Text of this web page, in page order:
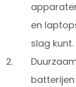
en
slag kunt.